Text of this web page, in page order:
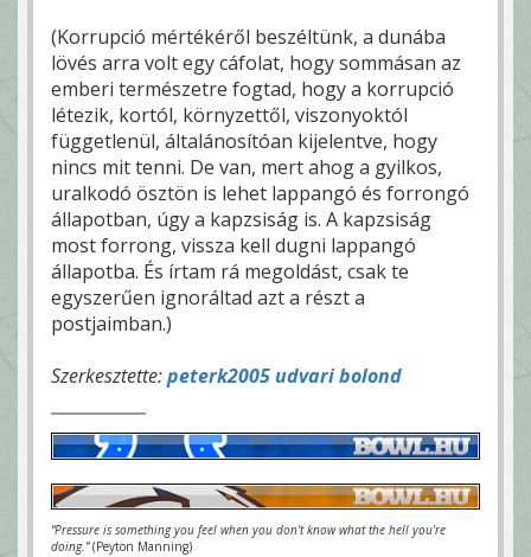
(Korrupció mértékéről beszéltünk, a dunába
lövés arra volt egy cáfolat, hogy sommásan az
emberi természetre fogtad, hogy a korrupció
létezik, kortól, környzettől, viszonyoktól
függetlenül, általánosítóan kijelentve, hogy
nincs mit tenni. De van, mert ahog a gyilkos,
uralkodó ösztön is lehet lappangó és forrongó
állapotban, úgy a kapzsiság is. A kapzsiság
most forrong, vissza kell dugni lappangó
állapotba. És írtam rá megoldást, csak te
egyszerűen ignoráltad azt a részt a
postjaimban.)
Szerkesztette:peterk2005 udvari bolond
“Pressure is something you feel when you don't know what the hell you're
doing.”(Peyton Manning)